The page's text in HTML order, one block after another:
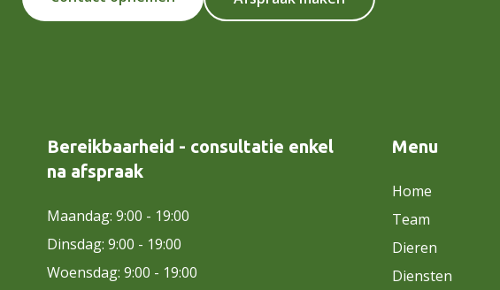
Bereikbaarheid - consultatie enkel
na afspraak
Maandag: 9:00 - 19:00
Dinsdag: 9:00 - 19:00
Woensdag: 9:00 - 19:00
Menu
Home
Team
Dieren
Diensten